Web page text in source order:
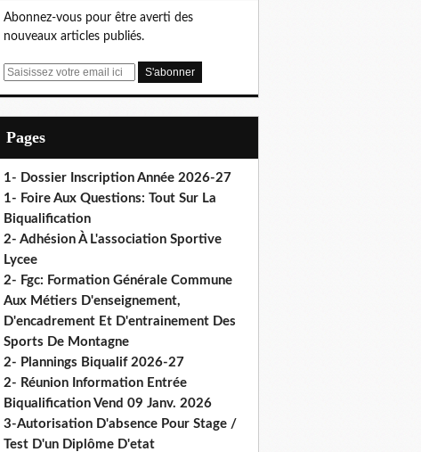
Abonnez-vous pour être averti des
nouveaux articles publiés.
E
Pages
1- Dossier Inscription Année 2026-27
1- Foire Aux Questions: Tout Sur La
Biqualification
2- Adhésion À L'association Sportive
Lycee
2- Fgc: Formation Générale Commune
Aux Métiers D'enseignement,
D'encadrement Et D'entrainement Des
Sports De Montagne
2- Plannings Biqualif 2026-27
2- Réunion Information Entrée
Biqualification Vend 09 Janv. 2026
3-Autorisation D'absence Pour Stage /
Test D'un Diplôme D'etat